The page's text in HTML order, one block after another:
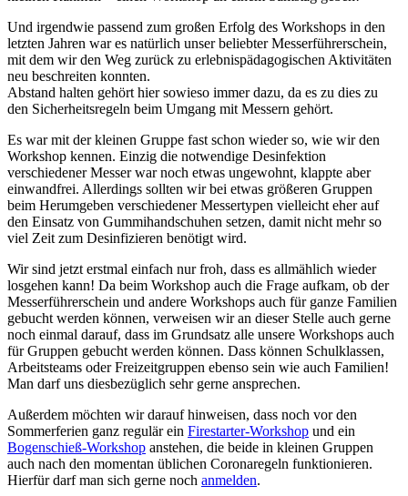
Und irgendwie passend zum großen Erfolg des Workshops in den
letzten Jahren war es natürlich unser beliebter Messerführerschein,
mit dem wir den Weg zurück zu erlebnispädagogischen Aktivitäten
neu beschreiten konnten.
Abstand halten gehört hier sowieso immer dazu, da es zu dies zu
den Sicherheitsregeln beim Umgang mit Messern gehört.
Es war mit der kleinen Gruppe fast schon wieder so, wie wir den
Workshop kennen. Einzig die notwendige Desinfektion
verschiedener Messer war noch etwas ungewohnt, klappte aber
einwandfrei. Allerdings sollten wir bei etwas größeren Gruppen
beim Herumgeben verschiedener Messertypen vielleicht eher auf
den Einsatz von Gummihandschuhen setzen, damit nicht mehr so
viel Zeit zum Desinfizieren benötigt wird.
Wir sind jetzt erstmal einfach nur froh, dass es allmählich wieder
losgehen kann! Da beim Workshop auch die Frage aufkam, ob der
Messerführerschein und andere Workshops auch für ganze Familien
gebucht werden können, verweisen wir an dieser Stelle auch gerne
noch einmal darauf, dass im Grundsatz alle unsere Workshops auch
für Gruppen gebucht werden können. Dass können Schulklassen,
Arbeitsteams oder Freizeitgruppen ebenso sein wie auch Familien!
Man darf uns diesbezüglich sehr gerne ansprechen.
Außerdem möchten wir darauf hinweisen, dass noch vor den
Sommerferien ganz regulär ein Firestarter-Workshop und ein
Bogenschieß-Workshop anstehen, die beide in kleinen Gruppen
auch nach den momentan üblichen Coronaregeln funktionieren.
Hierfür darf man sich gerne noch anmelden.